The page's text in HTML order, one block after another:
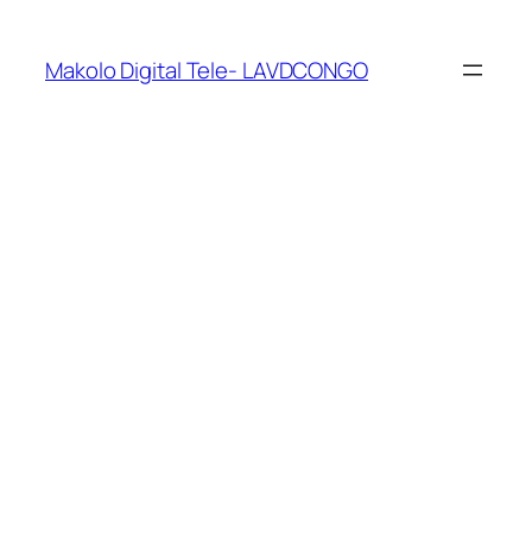
Makolo Digital Tele- LAVDCONGO